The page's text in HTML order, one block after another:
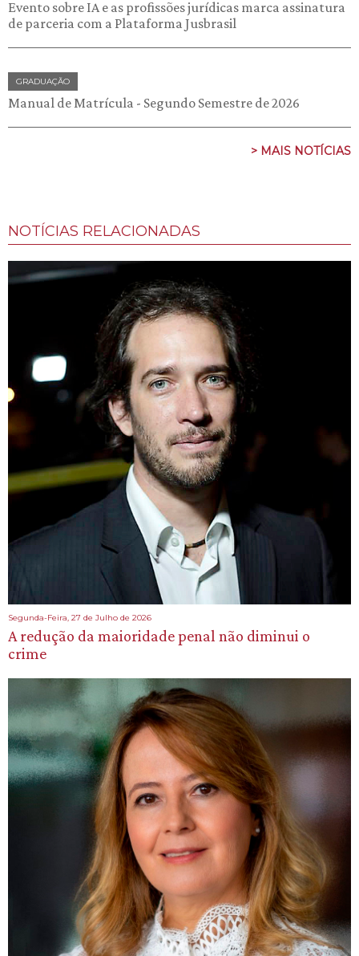
Evento sobre IA e as profissões jurídicas marca assinatura
de parceria com a Plataforma Jusbrasil
GRADUAÇÃO
Manual de Matrícula - Segundo Semestre de 2026
> MAIS NOTÍCIAS
NOTÍCIAS RELACIONADAS
Segunda-Feira, 27 de Julho de 2026
A redução da maioridade penal não diminui o
crime